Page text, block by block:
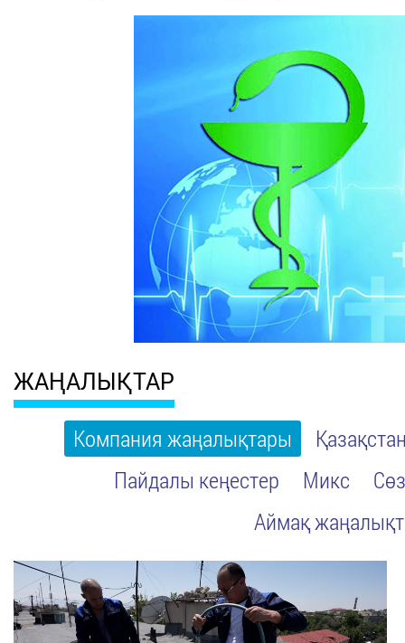
ЖАҢАЛЫҚТАР
Компания жаңалықтары
Пайдалы кеңестер
Микс
Аймақ